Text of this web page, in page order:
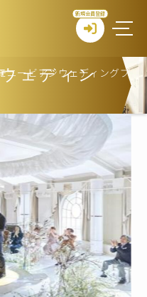
新規会員登録
ェディン
ニービアンウェディングプ